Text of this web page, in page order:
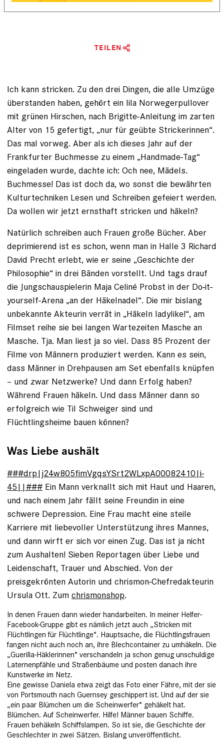
TEILEN
Ich kann stricken. Zu den drei Dingen, die alle Umzüge
überstanden haben, gehört ein lila Norwegerpullover
mit grünen Hirschen, nach Brigitte-Anleitung im zarten
Alter von 15 gefertigt, „nur für geübte ­Strickerinnen“.
Das mal vorweg. Aber als ich dieses Jahr auf der
Frankfurter Buchmesse zu einem „Handmade-Tag“
eingeladen wurde, dachte ich: Och nee, Mädels.
Buchmesse! Das ist doch da, wo sonst die bewährten
Kulturtechniken Lesen und Schreiben gefeiert werden.
Da wollen wir jetzt ernsthaft stricken und häkeln?
Natürlich schreiben auch Frauen große Bücher. Aber
deprimierend ist es schon, wenn man in Halle 3 Richard
David Precht erlebt, wie er seine „Geschichte der
Philosophie“ in drei Bänden vorstellt. Und tags drauf
die Jungschauspielerin Maja Celiné Probst in der Do-it-
yourself-Arena „an der Häkelnadel“. Die mir bislang
unbekannte Akteurin verrät in „Häkeln ­ladylike!“, am
Filmset reihe sie bei langen Wartezeiten Masche an
Masche. Tja. Man liest ja so viel. Dass 85 Prozent der
Filme von Männern produziert werden. Kann es sein,
dass Männer in Drehpausen am Set ebenfalls knüpfen
– und zwar Netzwerke? Und dann Erfolg haben?
Während Frauen häkeln. ­Und dass Männer dann so
erfolgreich wie Til Schweiger sind und
Flüchtlingsheime bauen können?
Was Liebe aushält
###drp|j24w805fimVgqsYSrt2WLxpA00082410|i-
45||### Ein Mann verknallt sich mit Haut und Haaren,
und nach einem Jahr fällt seine Freundin in eine
schwere Depression. Eine Frau macht eine steile
Karriere mit liebevoller Unterstützung ihres Mannes,
und dann wirft er sich vor einen Zug. Das ist ja nicht
zum Aushalten! Sieben Reportagen über Liebe und
Leidenschaft, Trauer und Abschied. Von der
preisgekrönten Autorin und chrismon-Chefredakteurin
Ursula Ott. Zum chrismonshop.
In denen Frauen dann wieder handarbeiten. In meiner Helfer-
Facebook-Gruppe gibt es nämlich jetzt auch „Stricken mit
Flüchtlingen für Flüchtlinge“. Hauptsache, die Flüchtlingsfrauen
fangen nicht auch noch an, ihre Blechcontainer zu ­umhäkeln. Die
„Guerilla-Häklerin­nen“ verschandeln ja schon genug unschuldige
Laternenpfähle und Straßenbäume und posten danach ihre
Kunstwerke im Netz.
Eine gewisse Daniela etwa zeigt das Foto ­einer Fähre, mit der sie
von Portsmouth nach Guernsey geschippert ist. Und auf der sie
„ein paar Blümchen um die Scheinwerfer“ ge­häkelt hat.
Blümchen. Auf Scheinwerfer. Hilfe! Männer bauen Schiffe.
Frauen be­häkeln Schiffslampen. So ist sie, die Geschichte der
Geschlechter in zwei Sätzen. Bislang unver­öffentlicht.